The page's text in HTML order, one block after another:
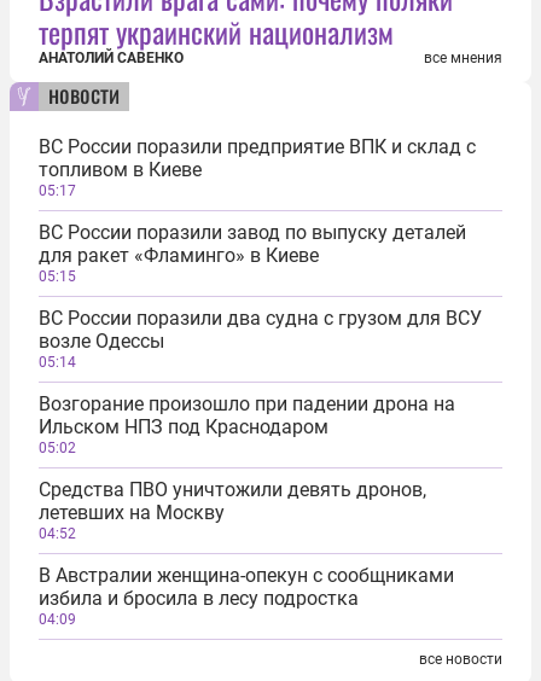
терпят украинский национализм
АНАТОЛИЙ САВЕНКО все мнения
новости
ВС России поразили предприятие ВПК и склад с
топливом в Киеве
05:17
ВС России поразили завод по выпуску деталей
для ракет «Фламинго» в Киеве
05:15
ВС России поразили два судна с грузом для ВСУ
возле Одессы
05:14
Возгорание произошло при падении дрона на
Ильском НПЗ под Краснодаром
05:02
Средства ПВО уничтожили девять дронов,
летевших на Москву
04:52
В Австралии женщина-опекун с сообщниками
избила и бросила в лесу подростка
04:09
все новости